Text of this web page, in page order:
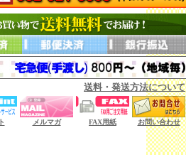
送料・発送方法について
メルマガ FAX用紙 お問い合わせ